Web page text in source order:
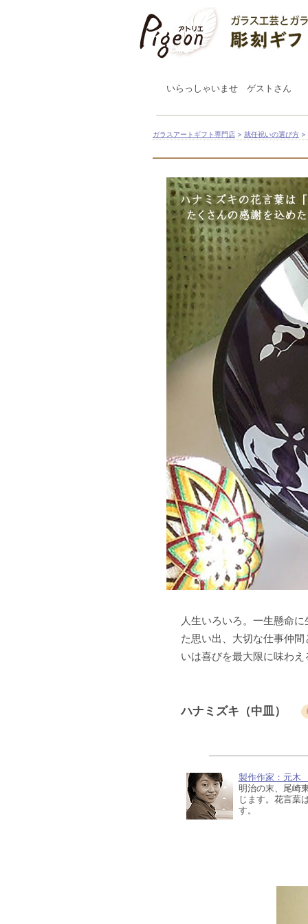
いらっしゃいませ ゲストさん
ガラスアートギフト専門店 > 就任祝いの選び方 >
人生いろいろ。一生懸命
た思い出、大切な仕事仲
いは喜びを最大限に味わ
ハナミズキ（中皿）
製作作家：元
明治の末、尾崎
じます。花言葉
す。